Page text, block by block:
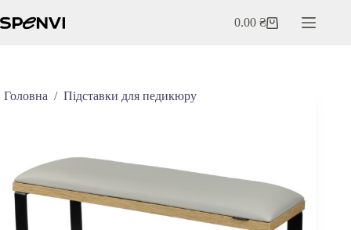
до
Кошик
0.00₴
Головна / Підставки для педикюру